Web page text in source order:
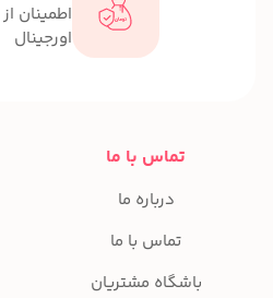
اطمینان
اورجینال
تماس با ما
درباره ما
تماس با ما
باشگاه مشتریان